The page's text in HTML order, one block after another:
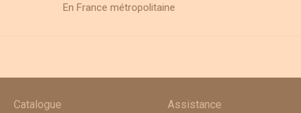
En France métropolitaine
Catalogue Assistance